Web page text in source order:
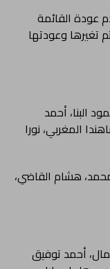
عودة القائمة
تغيرها وعودتها
البنا، أحمد
المغربي، نورا
محمد، هشام القاضي،
أحمد توفيق